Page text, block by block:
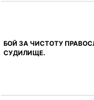
БОЙ ЗА ЧИСТОТУ
СУДИЛИЩЕ.